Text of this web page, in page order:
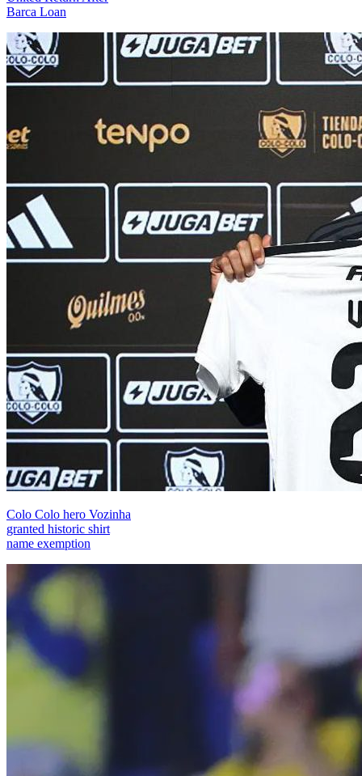
Barca Loan
Colo Colo hero Vozinha
granted historic shirt
name exemption